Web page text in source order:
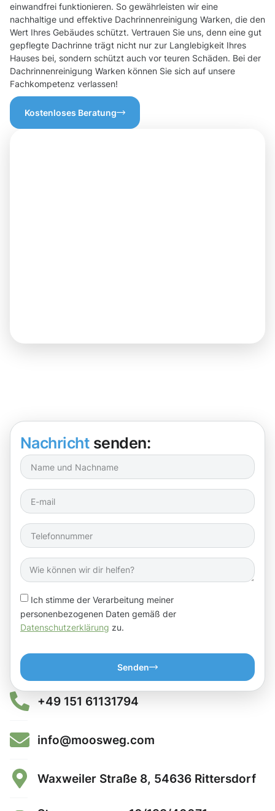
einwandfrei funktionieren. So gewährleisten wir eine
nachhaltige und effektive Dachrinnenreinigung Warken, die den
Wert Ihres Gebäudes schützt. Vertrauen Sie uns, denn eine gut
gepflegte Dachrinne trägt nicht nur zur Langlebigkeit Ihres
Hauses bei, sondern schützt auch vor teuren Schäden. Bei der
Dachrinnenreinigung Warken können Sie sich auf unsere
Fachkompetenz verlassen!
Kostenloses Beratung
Nachricht senden:
Ich stimme der Verarbeitung meiner
personenbezogenen Daten gemäß der
Datenschutzerklärung zu.
Senden
+49 151 61131794
info@moosweg.com
Waxweiler Straße 8, 54636 Rittersdorf